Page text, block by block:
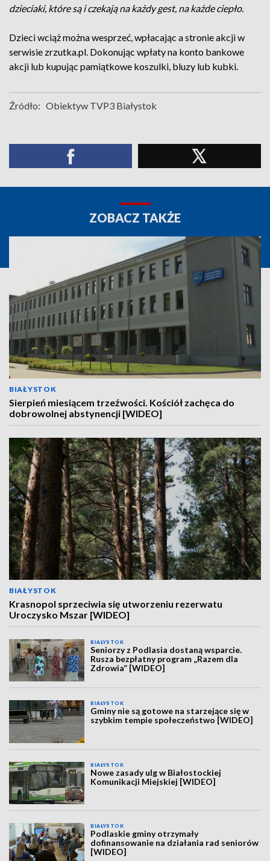
dzieciaki, które są i czekają na każdy gest, na każde ciepło.
Dzieci wciąż można wesprzeć, wpłacając a stronie akcji w
serwisie zrzutka.pl. Dokonując wpłaty na konto bankowe
akcji lub kupując pamiątkowe koszulki, bluzy lub kubki.
Źródło: Obiektyw TVP3 Białystok
ZOBACZ TAKŻE
BIAŁYSTOK
Sierpień miesiącem trzeźwości. Kościół zachęca do
dobrowolnej abstynencji [WIDEO]
BIAŁYSTOK
Krasnopol sprzeciwia się utworzeniu rezerwatu
Uroczysko Mszar [WIDEO]
BIAŁYSTOK
Seniorzy z Podlasia dostaną wsparcie.
Rusza bezpłatny program „Razem dla
Zdrowia” [WIDEO]
BIAŁYSTOK
Gminy nie są gotowe na starzejące się w
szybkim tempie społeczeństwo [WIDEO]
BIAŁYSTOK
Nowe zasady ulg w Białostockiej
Komunikacji Miejskiej [WIDEO]
BIAŁYSTOK
Podlaskie gminy otrzymały
dofinansowanie na działania rad seniorów
[WIDEO]